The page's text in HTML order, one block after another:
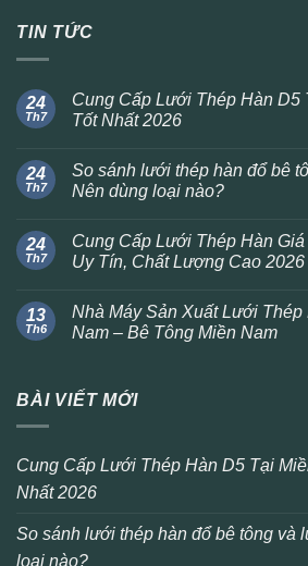
TIN TỨC
24
Th7
Cung Cấp Lưới Thép Hàn D5
Tốt Nhất 2026
24
Th7
So sánh lưới thép hàn đổ bê
Nên dùng loại nào?
24
Th7
Cung Cấp Lưới Thép Hàn
Uy Tín, Chất Lượng Cao 2026
13
Th6
Nhà Máy Sản Xuất Lưới
Nam – Bê Tông Miền Nam
BÀI VIẾT MỚI
Cung Cấp Lưới Thép Hàn D5 Tại
Nhất 2026
So sánh lưới thép hàn đổ bê tông và
loại nào?